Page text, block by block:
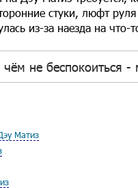
стуки, люфт
из-за наезда на
не беспокоиться -
Матиз